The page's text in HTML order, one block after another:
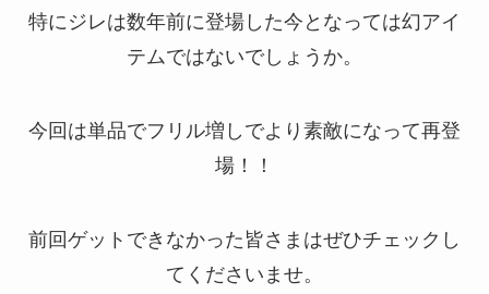
特にジレは数年前に登場した今となっては幻アイ
テムではないでしょうか。
今回は単品でフリル増しでより素敵になって再登
場！！
前回ゲットできなかった皆さまはぜひチェックし
てくださいませ。